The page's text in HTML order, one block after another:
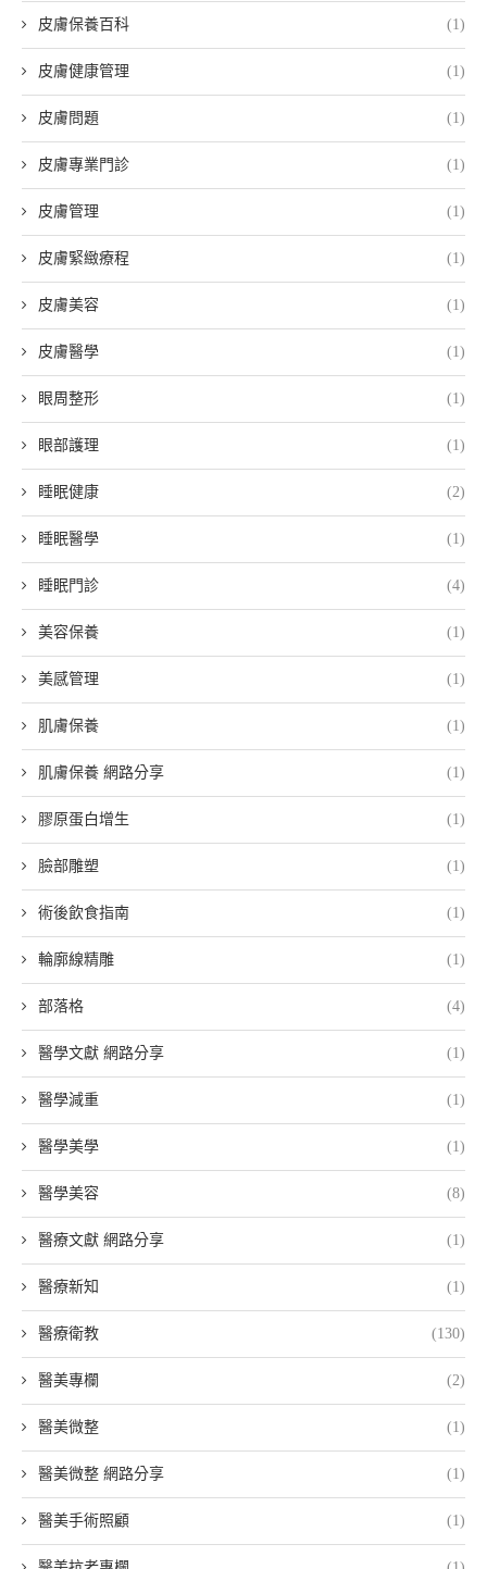
皮膚保養百科 (1)
皮膚健康管理 (1)
皮膚問題 (1)
皮膚專業門診 (1)
皮膚管理 (1)
皮膚緊緻療程 (1)
皮膚美容 (1)
皮膚醫學 (1)
眼周整形 (1)
眼部護理 (1)
睡眠健康 (2)
睡眠醫學 (1)
睡眠門診 (4)
美容保養 (1)
美感管理 (1)
肌膚保養 (1)
肌膚保養 網路分享 (1)
膠原蛋白增生 (1)
臉部雕塑 (1)
術後飲食指南 (1)
輪廓線精雕 (1)
部落格 (4)
醫學文獻 網路分享 (1)
醫學減重 (1)
醫學美學 (1)
醫學美容 (8)
醫療文獻 網路分享 (1)
醫療新知 (1)
醫療衛教 (130)
醫美專欄 (2)
醫美微整 (1)
醫美微整 網路分享 (1)
醫美手術照顧 (1)